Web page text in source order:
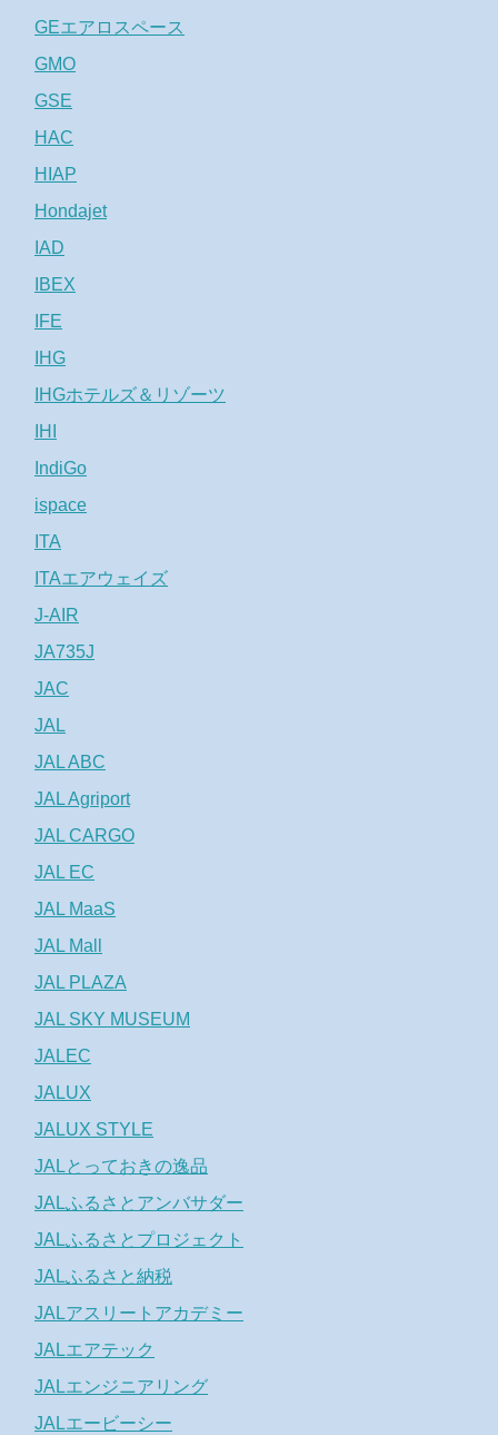
GEエアロスペース
GMO
GSE
HAC
HIAP
Hondajet
IAD
IBEX
IFE
IHG
IHGホテルズ＆リゾーツ
IHI
IndiGo
ispace
ITA
ITAエアウェイズ
J-AIR
JA735J
JAC
JAL
JAL ABC
JAL Agriport
JAL CARGO
JAL EC
JAL MaaS
JAL Mall
JAL PLAZA
JAL SKY MUSEUM
JALEC
JALUX
JALUX STYLE
JALとっておきの逸品
JALふるさとアンバサダー
JALふるさとプロジェクト
JALふるさと納税
JALアスリートアカデミー
JALエアテック
JALエンジニアリング
JALエービーシー